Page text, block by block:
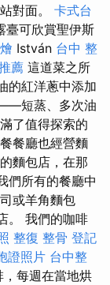
對面。 卡式台
臺可欣賞聖伊斯
István 台中 整
薦 這道菜之所
的紅洋蔥中添加
短蒸、多次油
了值得探索的
餐廳也經營麵
麵包店，在那
們所有的餐廳中
或羊角麵包
。 我們的咖啡
整復 整骨 登記
證照片 台中整
每週在當地烘